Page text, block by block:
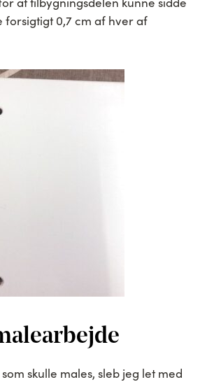
forsigtigt 0,7 cm af hver af
skulle males, sleb jeg let med